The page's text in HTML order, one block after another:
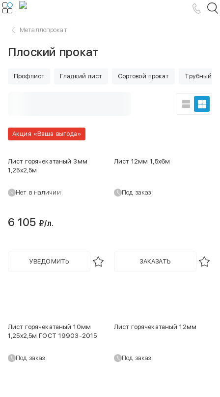
Металлопрокат
Плоский прокат
Профлист Гладкий лист Сортовой прокат Трубный
Акция «Ваша выгода»
Лист горячекатаный 3мм
1,25х2,5м
Нет в наличии
6 105 ₽/л.
УВЕДОМИТЬ
Лист 12мм 1,5х6м
Под заказ
ЗАКАЗАТЬ
Лист горячекатаный 10мм
1,25х2,5м ГОСТ 19903-2015
Под заказ
Лист горячекатаный 12мм
Под заказ